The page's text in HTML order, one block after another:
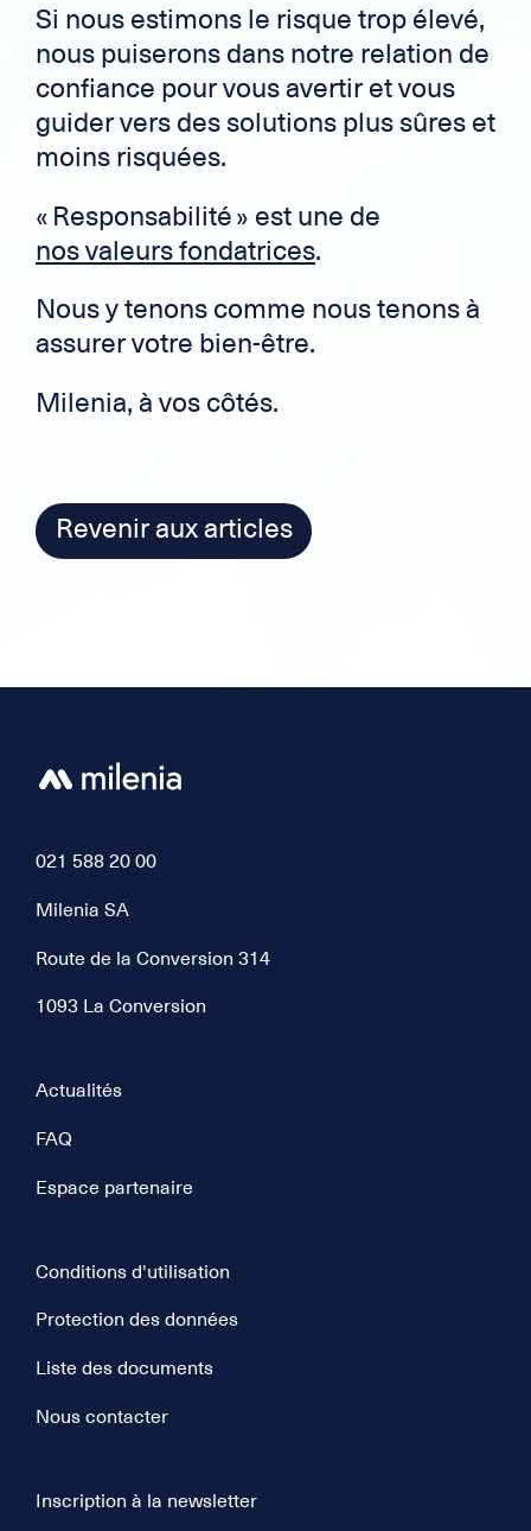
Si nous estimons le risque trop élevé,
nous puiserons dans notre relation de
confiance pour vous avertir et vous
guider vers des solutions plus sûres et
moins risquées.
« Responsabilité » est une de
nos valeurs fondatrices.
Nous y tenons comme nous tenons à
assurer votre bien-être.
Milenia, à vos côtés.
Revenir aux articles
021 588 20 00
Milenia SA
Route de la Conversion 314
1093 La Conversion
Actualités
FAQ
Espace partenaire
Conditions d'utilisation
Protection des données
Liste des documents
Nous contacter
Inscription à la newsletter